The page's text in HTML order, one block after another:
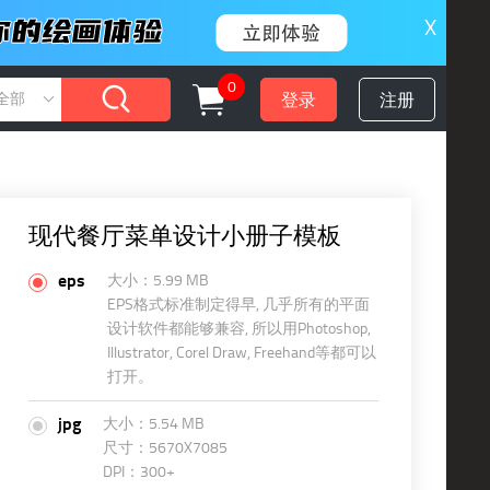
X
部
0
登录 注册
现代餐厅菜单设计小册子模板
eps
大小：5.99 MB
EPS格式标准制定得早, 几乎所有的平面
设计软件都能够兼容, 所以用Photoshop,
Illustrator, Corel Draw, Freehand等都可以
打开。
jpg
大小：5.54 MB
尺寸：5670X7085
DPI：300+